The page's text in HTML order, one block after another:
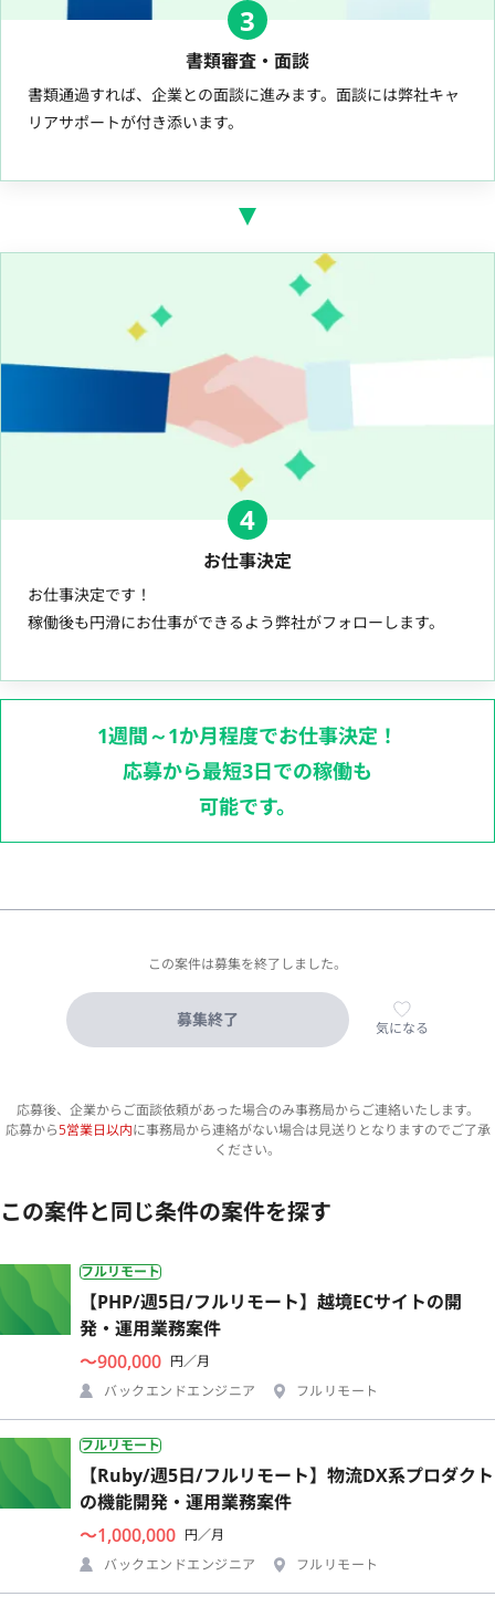
3
書類審査・面談
書類通過すれば、企業との面談に進みます。面談には弊社キャ
リアサポートが付き添います。
4
お仕事決定
お仕事決定です！
稼働後も円滑にお仕事ができるよう弊社がフォローします。
1週間～1か月程度でお仕事決定！
応募から最短3日での稼働も
可能です。
この案件は募集を終了しました。
募集終了 気になる
応募後、企業からご面談依頼があった場合のみ事務局からご連絡いたします。
応募から5営業日以内に事務局から連絡がない場合は見送りとなりますのでご了承
ください。
この案件と同じ条件の案件を探す
フルリモート
【PHP/週5日/フルリモート】越境ECサイトの開
発・運用業務案件
〜900,000 円／月
バックエンドエンジニア
フルリモート
フルリモート
【Ruby/週5日/フルリモート】物流DX系プロダクト
の機能開発・運用業務案件
〜1,000,000 円／月
バックエンドエンジニア
フルリモート